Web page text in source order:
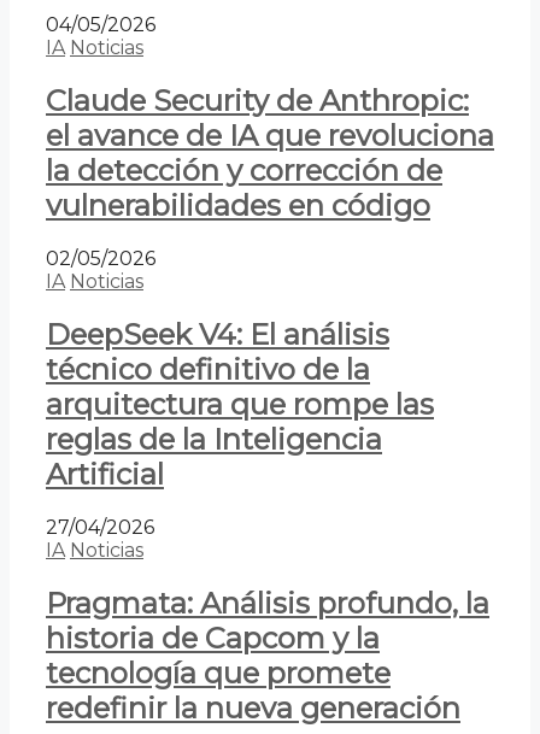
04/05/2026
IA Noticias
Claude Security de Anthropic:
el avance de IA que revoluciona
la detección y corrección de
vulnerabilidades en código
02/05/2026
IA Noticias
DeepSeek V4: El análisis
técnico definitivo de la
arquitectura que rompe las
reglas de la Inteligencia
Artificial
27/04/2026
IA Noticias
Pragmata: Análisis profundo, la
historia de Capcom y la
tecnología que promete
redefinir la nueva generación